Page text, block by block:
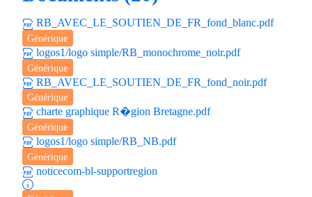
RB_AVEC_LE_SOUTIEN_DE_FR_fond_blanc.pdf
Générique
logos1/logo simple/RB_monochrome_noir.pdf
Générique
RB_AVEC_LE_SOUTIEN_DE_FR_fond_noir.pdf
Générique
charte graphique R�gion Bretagne.pdf
Générique
logos1/logo simple/RB_NB.pdf
Générique
noticecom-bl-supportregion